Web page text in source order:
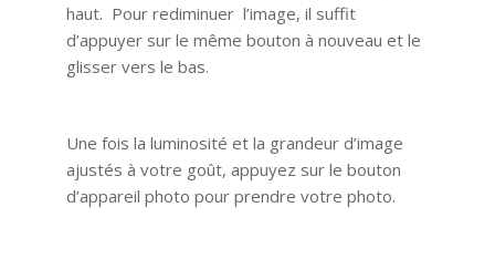
haut. Pour rediminuer l’image, il suffit
d’appuyer sur le même bouton à nouveau et le
glisser vers le bas.
Une fois la luminosité et la grandeur d’image
ajustés à votre goût, appuyez sur le bouton
d’appareil photo pour prendre votre photo.